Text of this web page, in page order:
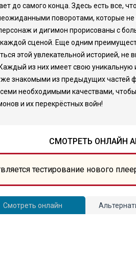
до самого конца. Здесь есть
поворотами, которые
и дигимон прорисованы с
сценой. Еще одним
этой увлекательной историей,
из них имеет свою
знакомыми из предыдущих
необходимыми качествами,
и их перекрёстных войн!
СМОТРЕТЬ ОНЛАЙН
тестирование нового
Смотреть онлайн